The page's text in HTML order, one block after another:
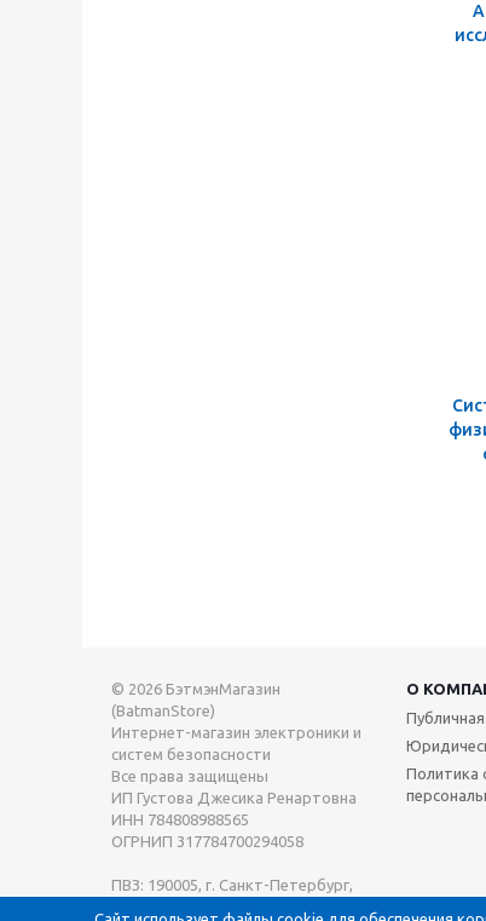
© 2026 БэтмэнМагазин
(BatmanStore)
Интернет-магазин электроники и
систем безопасности
Все права защищены
ИП Густова Джесика Ренартовна
ИНН 784808988565
ОГРНИП 317784700294058
ПВЗ: 190005, г. Санкт-Петербург,
О
Политика